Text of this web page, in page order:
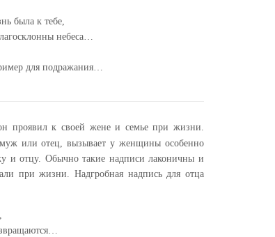
была к тебе,
небеса…
для подражания…
он проявил к своей жене и семье при жизни.
или отец, вызывает у женщины особенно
и отцу. Обычно такие надписи лаконичны и
при жизни. Надгробная надпись для отца